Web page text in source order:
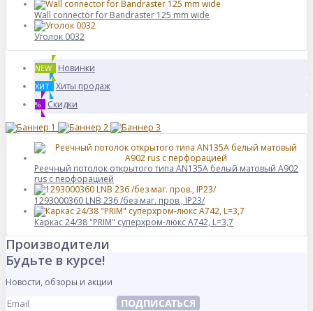
Wall connector for Bandraster 125 mm wide
Уголок 0032
NEW Новинки
ХИТ Хиты продаж
% Скидки
Реечный потолок открытого типа AN135A белый матовый А902
rus с перфорацией
1293000360 LNB 236 /без маг. пров., IP23/
Каркас 24/38 "PRIM" суперхром-люкс А742, L=3,7
Производители
Будьте в курсе!
Новости, обзоры и акции
ПОДПИСАТЬСЯ